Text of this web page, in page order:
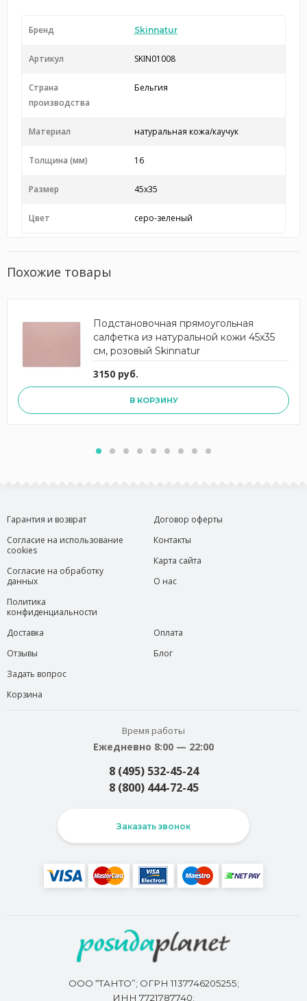
Бренд Skinnatur
Артикул SKIN01008
Страна
производства
Бельгия
Материал натуральная кожа/каучук
Толщина (мм) 16
Размер 45х35
Цвет серо-зеленый
Похожие товары
Подстановочная прямоугольная
салфетка из натуральной кожи 45х35
см, розовый Skinnatur
3150 руб.
В КОРЗИНУ
Гарантия и возврат
Согласие на использование
cookies
Согласие на обработку
данных
Политика
конфиденциальности
Договор оферты
Контакты
Карта сайта
О нас
Доставка
Отзывы
Задать вопрос
Корзина
Оплата
Блог
Время работы
Ежедневно 8:00 — 22:00
8 (495) 532-45-24
8 (800) 444-72-45
Заказать звонок
ООО “ТАНТО”; ОГРН 1137746205255;
ИНН 7721787740;